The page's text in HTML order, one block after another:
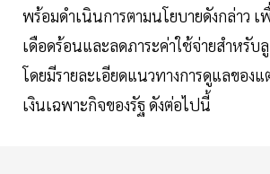
พร้อมดำเนินการตามนโยบายดังกล่าว เ
เดือดร้อนและลดภาระค่าใช้จ่ายสำหรับ
โดยมีรายละเอียดแนวทางการดูแลของ
เงินเฉพาะกิจของรัฐ ดังต่อไปนี้